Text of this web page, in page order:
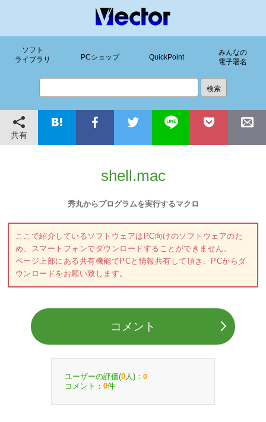
ソフト
ライブラリ
PCショップ QuickPoint
みんなの
電子署名
共有
shell.mac
秀丸からプログラムを実行するマクロ
ここで紹介しているソフトウェアはPC向けのソフトウェアのた
め、スマートフォンでダウンロードすることができません。
ページ上部にある共有機能でPCと情報共有して頂き、PCからダ
ウンロードをお願い致します。
コメント
ユーザーの評価(0 人)： 0
コメント： 0件